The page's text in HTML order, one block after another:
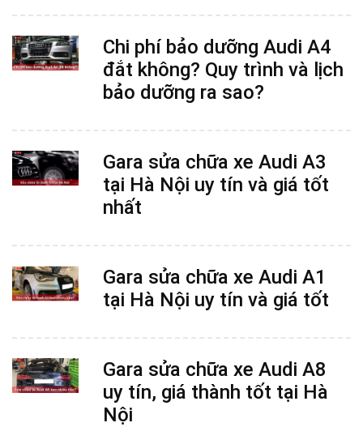
Chi phí bảo dưỡng Audi A4
đắt không? Quy trình và lịch
bảo dưỡng ra sao?
Gara sửa chữa xe Audi A3
tại Hà Nội uy tín và giá tốt
nhất
Gara sửa chữa xe Audi A1
tại Hà Nội uy tín và giá tốt
Gara sửa chữa xe Audi A8
uy tín, giá thành tốt tại Hà
Nội